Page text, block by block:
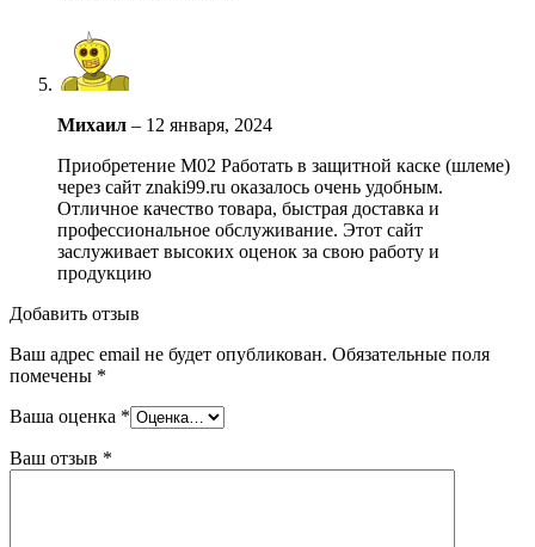
Михаил – 12 января, 2024
Приобретение М02 Работать в защитной каске (шлеме)
через сайт znaki99.ru оказалось очень удобным.
Отличное качество товара, быстрая доставка и
профессиональное обслуживание. Этот сайт
заслуживает высоких оценок за свою работу и
продукцию
Добавить отзыв
Ваш адрес email не будет опубликован. Обязательные поля
помечены *
Ваша оценка *
Ваш отзыв *